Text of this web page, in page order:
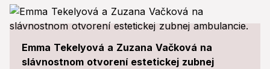
Emma Tekelyová a Zuzana Vačková na
slávnostnom otvorení estetickej zubnej